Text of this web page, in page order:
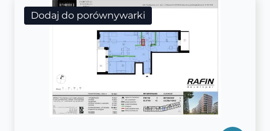
Dodaj do porównywarki